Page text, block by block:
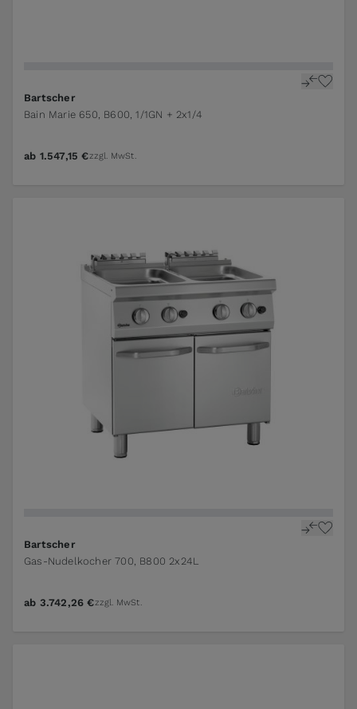
Bartscher
Bain Marie 650, B600, 1/1GN + 2x1/4
ab 1.547,15 €zzgl. MwSt.
Bartscher
Gas-Nudelkocher 700, B800 2x24L
ab 3.742,26 €zzgl. MwSt.